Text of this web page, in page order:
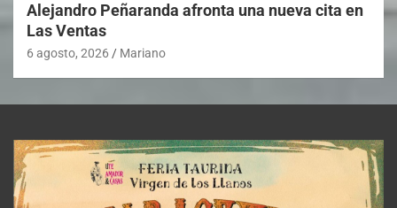
Alejandro Peñaranda afronta una nueva cita en
Las Ventas
6 agosto, 2026 Mariano